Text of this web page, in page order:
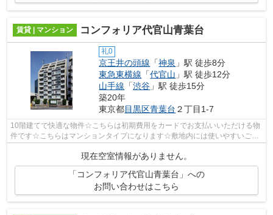
賃貸 | マンション コンフォリア代官山青葉台
礼0
京王井の頭線 「神泉 」駅 徒歩8分
東急東横線 「代官山 」駅 徒歩12分
山手線 「渋谷 」駅 徒歩15分
築20年
東京都目黒区青葉台 ２丁目1-7
10階建てで快適な物件☆こちらは初期費用をカードでお支払いいただける物
件です☆こちらはマンションタイプになります☆敷地内には使いやすいごみ
置き場もあります☆目黒区エリアにある賃...
現在空室情報がありません。
「コンフォリア代官山青葉台」への
お問い合わせはこちら